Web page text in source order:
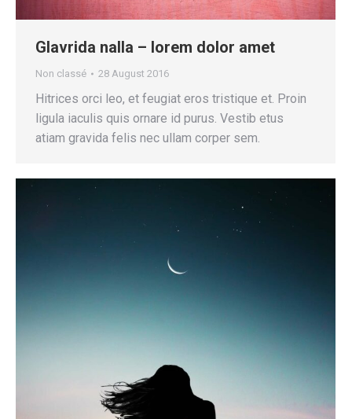
Glavrida nalla – lorem dolor amet
Non classé 28 August 2016
Hitrices orci leo, et feugiat eros tristique et. Proin
ligula iaculis quis ornare id purus. Vestib etus
atiam gravida felis nec ullam corper sem.